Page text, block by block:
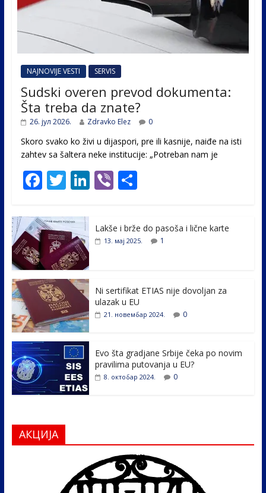
NAJNOVIJE VESTI SERVIS
Sudski overen prevod dokumenta:
Šta treba da znate?
26. јул 2026. Zdravko Elez 0
Skoro svako ko živi u dijaspori, pre ili kasnije, naiđe na isti
zahtev sa šaltera neke institucije: „Potreban nam je
F
e
b
o
o
k
T
itt
er
Li
e
Vi
er
S
ar
e
Lakše i brže do pasoša i lične karte
13. мај 2025. 1
Ni sertifikat ETIAS nije dovoljan za
ulazak u EU
21. новембар 2024. 0
Evo šta gradjane Srbije čeka po novim
pravilima putovanja u EU?
8. октобар 2024. 0
АКЦИЈА